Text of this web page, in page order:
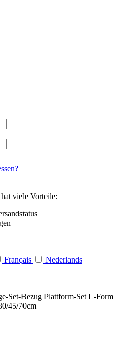
viele Vorteile:
Français
Nederlands
Set-Bezug Plattform-Set L-Form
45/70cm